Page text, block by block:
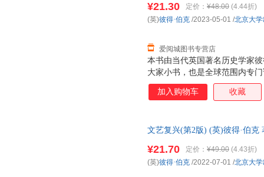
本书由当代英国著名历史学家
大家小书，也是全球范围内专
生动的语言和旁征博引的方式
概念，详细分析了知识获取、
师生和大众读者。
¥21.30 定价： ¥48.00 (4.44折)
爱阅城图书专营店
(英)彼得·伯克 /2023-05-01 /北京大
加入购物车 收藏
文艺复兴(第2版) (英)彼得·伯
¥21.70 定价： ¥49.00 (4.43折)
(英)彼得·伯克 /2022-07-01 /北京大